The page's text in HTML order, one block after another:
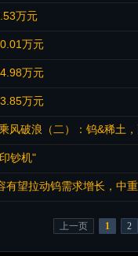
万元
万元
万元
万元
风破浪（二）：钨&稀土
钞机"
有望拉动钨需求增长，中
上一页 1 2